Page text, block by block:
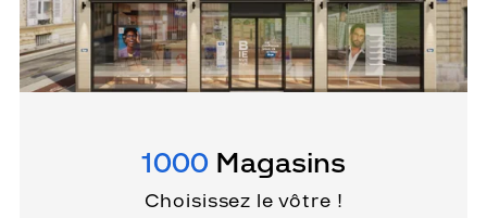
1000 Magasins
Choisissez le vôtre !